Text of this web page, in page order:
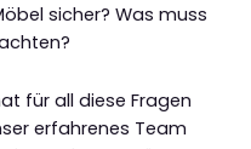
sicher? Was muss
für all diese Fragen
erfahrenes Team